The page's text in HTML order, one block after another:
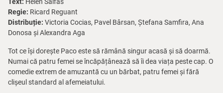
Text: Helen Salfas
Regie: Ricard Reguant
Distribuție: Victoria Cocias, Pavel Bârsan, Ștefana Samfira, Ana
Donosa și Alexandra Aga
Tot ce își dorește Paco este să rămână singur acasă și să doarmă.
Numai că patru femei se încăpățânează să îi dea viața peste cap. O
comedie extrem de amuzantă cu un bărbat, patru femei și fără
clișeul standard al afemeiatului.